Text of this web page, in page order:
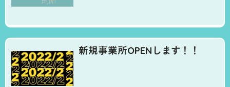
新規事業所OPENします！！